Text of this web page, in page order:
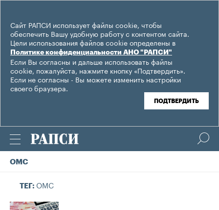
Сайт РАПСИ использует файлы cookie, чтобы
обеспечить Вашу удобную работу с контентом сайта.
Цели использования файлов cookie определены в
Политике конфиденциальности АНО "РАПСИ"
Если Вы согласны и дальше использовать файлы
cookie, пожалуйста, нажмите кнопку «Подтвердить».
Если не согласны - Вы можете изменить настройки
своего браузера.
ПОДТВЕРДИТЬ
ОМС
ТЕГ: ОМС